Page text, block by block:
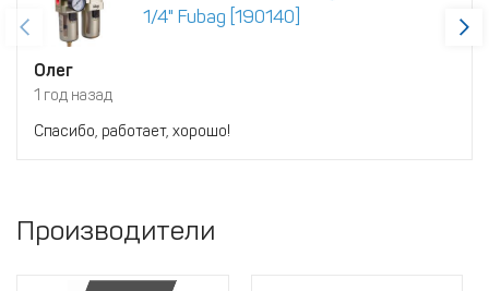
1/4" Fubag [190140]
Олег
1 год назад
Спасибо, работает, хорошо!
Производители